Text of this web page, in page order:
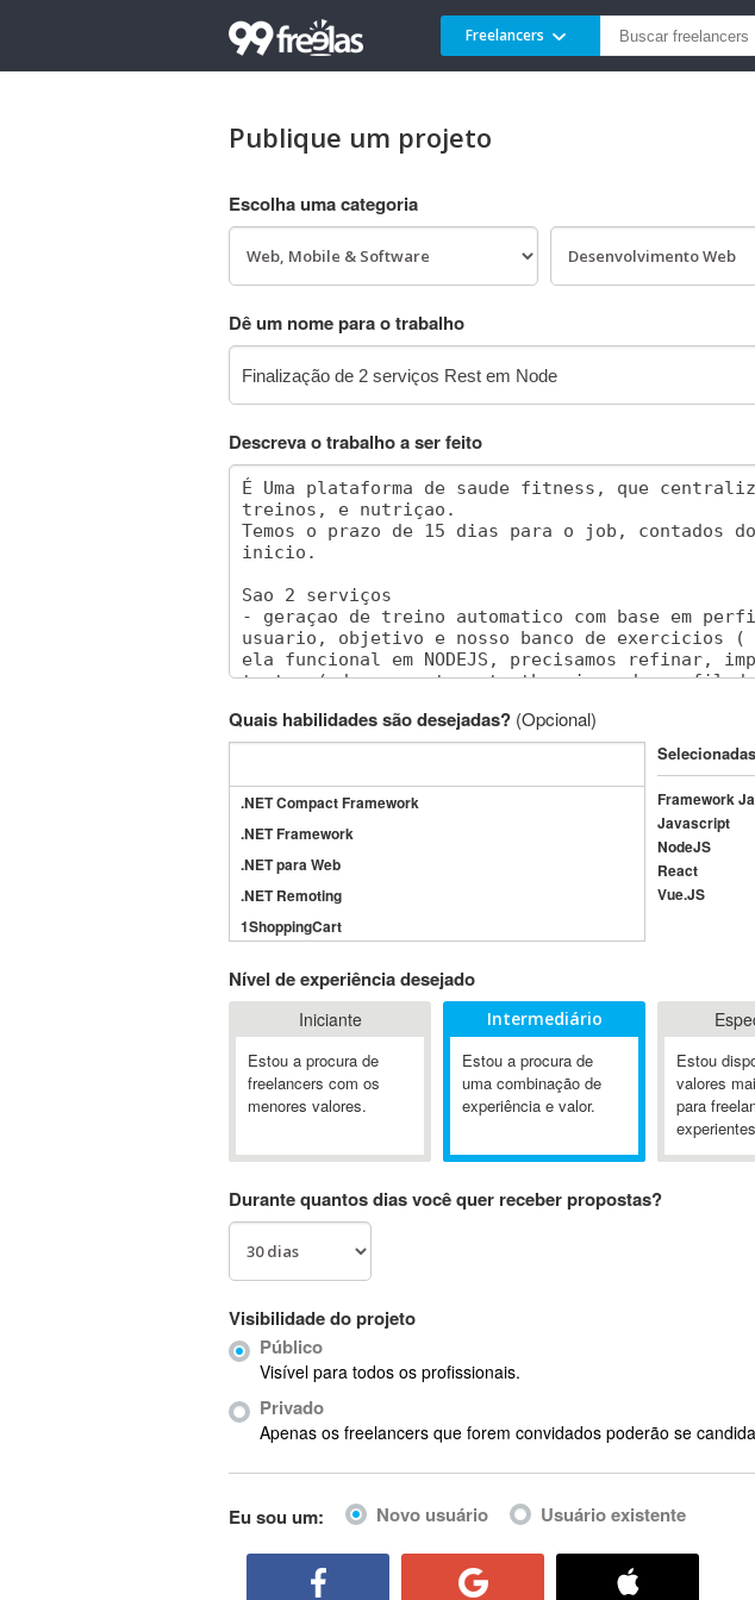
Freelancers
Publique um projeto
Escolha uma categoria
Dê um nome para o trabalho
Descreva o trabalho a ser feito
Quais habilidades são desejadas? (Opcional)
.NET Compact Framework
.NET Framework
.NET para Web
.NET Remoting
1ShoppingCart
3GSM
4D Dimension
802.11
A&P
A-GPS
Ab Initio
ABIS
AbleCommerce
Ableton Live
Abstract Window Toolkit (AWT)
Selecionadas
Framework
Javascript
NodeJS
React
Vue.JS
Nível de experiência desejado
Iniciante
Estou a procura de
freelancers com os
menores valores.
Intermediário
Estou a procura de
uma combinação de
experiência e valor.
Estou
valores
para
Durante quantos dias você quer receber propostas?
Visibilidade do projeto
Público
Visível para todos os profissionais.
Privado
Apenas os freelancers que forem convidados poderão se
Eu sou um: Novo usuário Usuário existente